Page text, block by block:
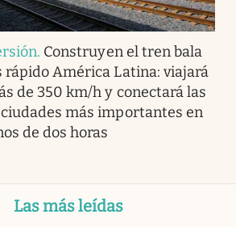
. Construyen el tren bala
rápido América Latina: viajará
de 350 km/h y conectará las
más importantes en
de dos horas
Las más leídas